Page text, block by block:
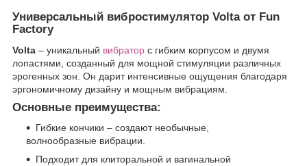
Универсальный вибростимулятор Volta от Fun
Factory
Volta – уникальный вибратор с гибким корпусом и двумя
лопастями, созданный для мощной стимуляции различных
эрогенных зон. Он дарит интенсивные ощущения благодаря
эргономичному дизайну и мощным вибрациям.
Основные преимущества:
Гибкие кончики – создают необычные,
волнообразные вибрации.
Подходит для клиторальной и вагинальной